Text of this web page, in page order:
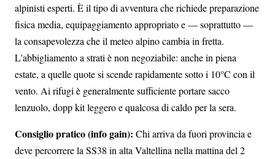
alpinisti esperti. È il tipo di avventura che richiede preparazione
fisica media, equipaggiamento appropriato e — soprattutto —
la consapevolezza che il meteo alpino cambia in fretta.
L'abbigliamento a strati è non negoziabile: anche in piena
estate, a quelle quote si scende rapidamente sotto i 10°C con il
vento. Ai rifugi è generalmente sufficiente portare sacco
lenzuolo, dopp kit leggero e qualcosa di caldo per la sera.
Consiglio pratico (info gain): Chi arriva da fuori provincia e
deve percorrere la SS38 in alta Valtellina nella mattina del 2